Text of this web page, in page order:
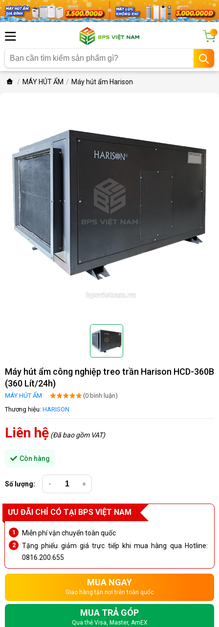
...
MÁY HÚT ẨM Máy hút ẩm Harison
Máy hút ẩm công nghiệp treo trần Harison HCD-360B
(360 Lít/24h)
MÁY HÚT ẨM
(0 bình luận)
Thương hiệu: HARISON
Liên hệ (Đã bao gồm VAT)
Còn hàng
Số lượng: - +
ƯU ĐÃI CHỈ CÓ TẠI BPS VIỆT NAM
Miễn phí vận chuyển toàn quốc
Tặng phiếu giảm giá trực tiếp khi mua hàng qua Hotline:
0816.200.655
MUA NGAY
Giao hàng tận nơi trên toàn quốc
MUA TRẢ GÓP
Qua thẻ Visa, Master, AmEX